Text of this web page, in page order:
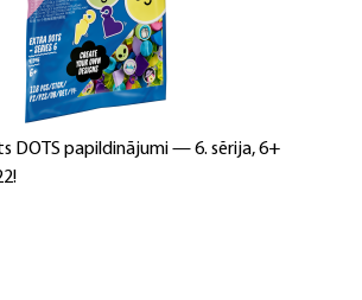
DOTS papildinājumi — 6. sērija, 6+